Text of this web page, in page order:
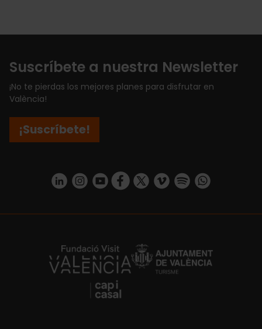
Suscríbete a nuestra Newsletter
¡No te pierdas los mejores planes para disfrutar en
València!
¡Suscríbete!
https://www.linkedin.com/company/turismo-valencia/mycompany/
https://www.instagram.com/visit_valencia/
https://www.youtube.com/user/
https://www.facebook.com/
https://twitter.com/
https://vimeo.com/
https://https://api.whatsapp.com/
https://fundacion.visitvalencia.com/